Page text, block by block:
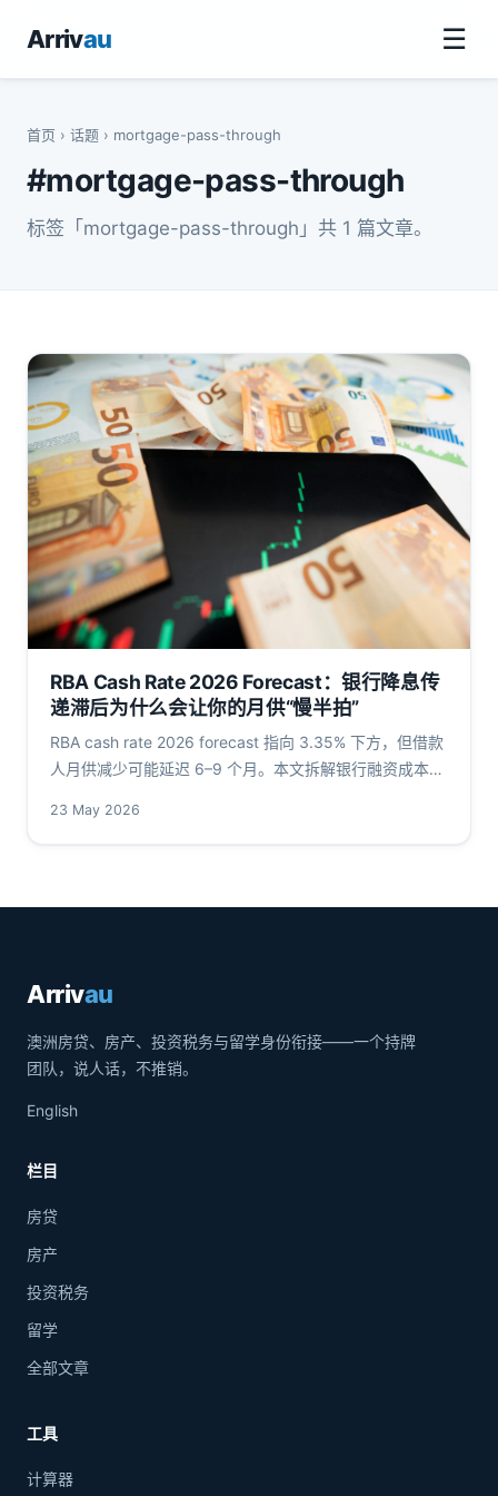
Arrivau ☰
首页 › 话题 › mortgage-pass-through
#mortgage-pass-through
标签「mortgage-pass-through」共 1 篇文章。
RBA Cash Rate 2026 Forecast：银行降息传
递滞后为什么会让你的月供“慢半拍”
RBA cash rate 2026 forecast 指向 3.35% 下方，但借款
人月供减少可能延迟 6–9 个月。本文拆解银行融资成本、
径下的真实月供账本。
23 May 2026
Arrivau
澳洲房贷、房产、投资税务与留学身份衔接——一个持牌
团队，说人话，不推销。
English
栏目
房贷
房产
投资税务
留学
全部文章
工具
计算器